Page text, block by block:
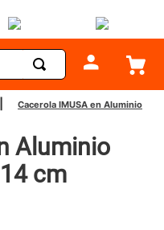
Cacerola IMUSA en Aluminio
Aluminio
cm